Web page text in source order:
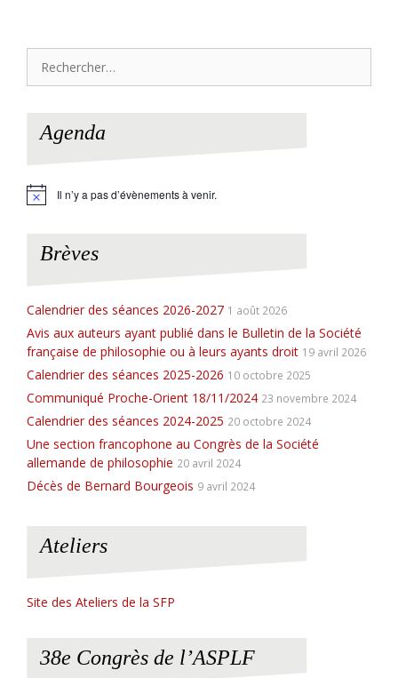
Agenda
N
Il n’y a pas d’évènements à venir.
Brèves
Calendrier des séances 2026-2027 1 août 2026
Avis aux auteurs ayant publié dans le Bulletin de la Société
française de philosophie ou à leurs ayants droit 19 avril 2026
Calendrier des séances 2025-2026 10 octobre 2025
Communiqué Proche-Orient 18/11/2024 23 novembre 2024
Calendrier des séances 2024-2025 20 octobre 2024
Une section francophone au Congrès de la Société
allemande de philosophie 20 avril 2024
Décès de Bernard Bourgeois 9 avril 2024
Ateliers
Site des Ateliers de la SFP
38e Congrès de l’ASPLF